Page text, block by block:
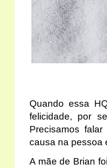
Quando essa
felicidade, por
Precisamos
causa na pessoa
A mãe de Brian